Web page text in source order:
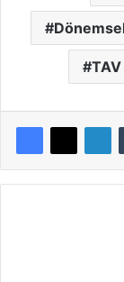
TAV